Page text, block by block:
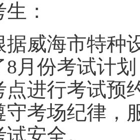
：
海市特种设
8月份考试计
点进行考试预
守考场纪律，
安全。